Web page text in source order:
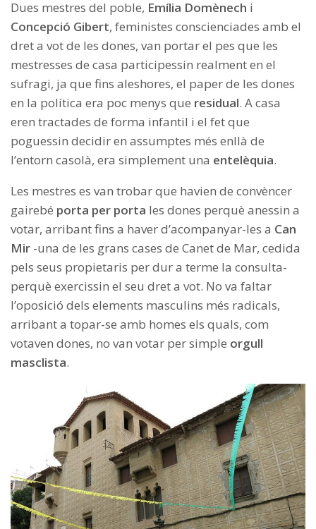
Dues mestres del poble, Emília Domènech i
Concepció Gibert, feministes conscienciades amb el
dret a vot de les dones, van portar el pes que les
mestresses de casa participessin realment en el
sufragi, ja que fins aleshores, el paper de les dones
en la política era poc menys que residual. A casa
eren tractades de forma infantil i el fet que
poguessin decidir en assumptes més enllà de
l’entorn casolà, era simplement una entelèquia.
Les mestres es van trobar que havien de convèncer
gairebé porta per porta les dones perquè anessin a
votar, arribant fins a haver d’acompanyar-les a Can
Mir -una de les grans cases de Canet de Mar, cedida
pels seus propietaris per dur a terme la consulta-
perquè exercissin el seu dret a vot. No va faltar
l’oposició dels elements masculins més radicals,
arribant a topar-se amb homes els quals, com
votaven dones, no van votar per simple orgull
masclista.